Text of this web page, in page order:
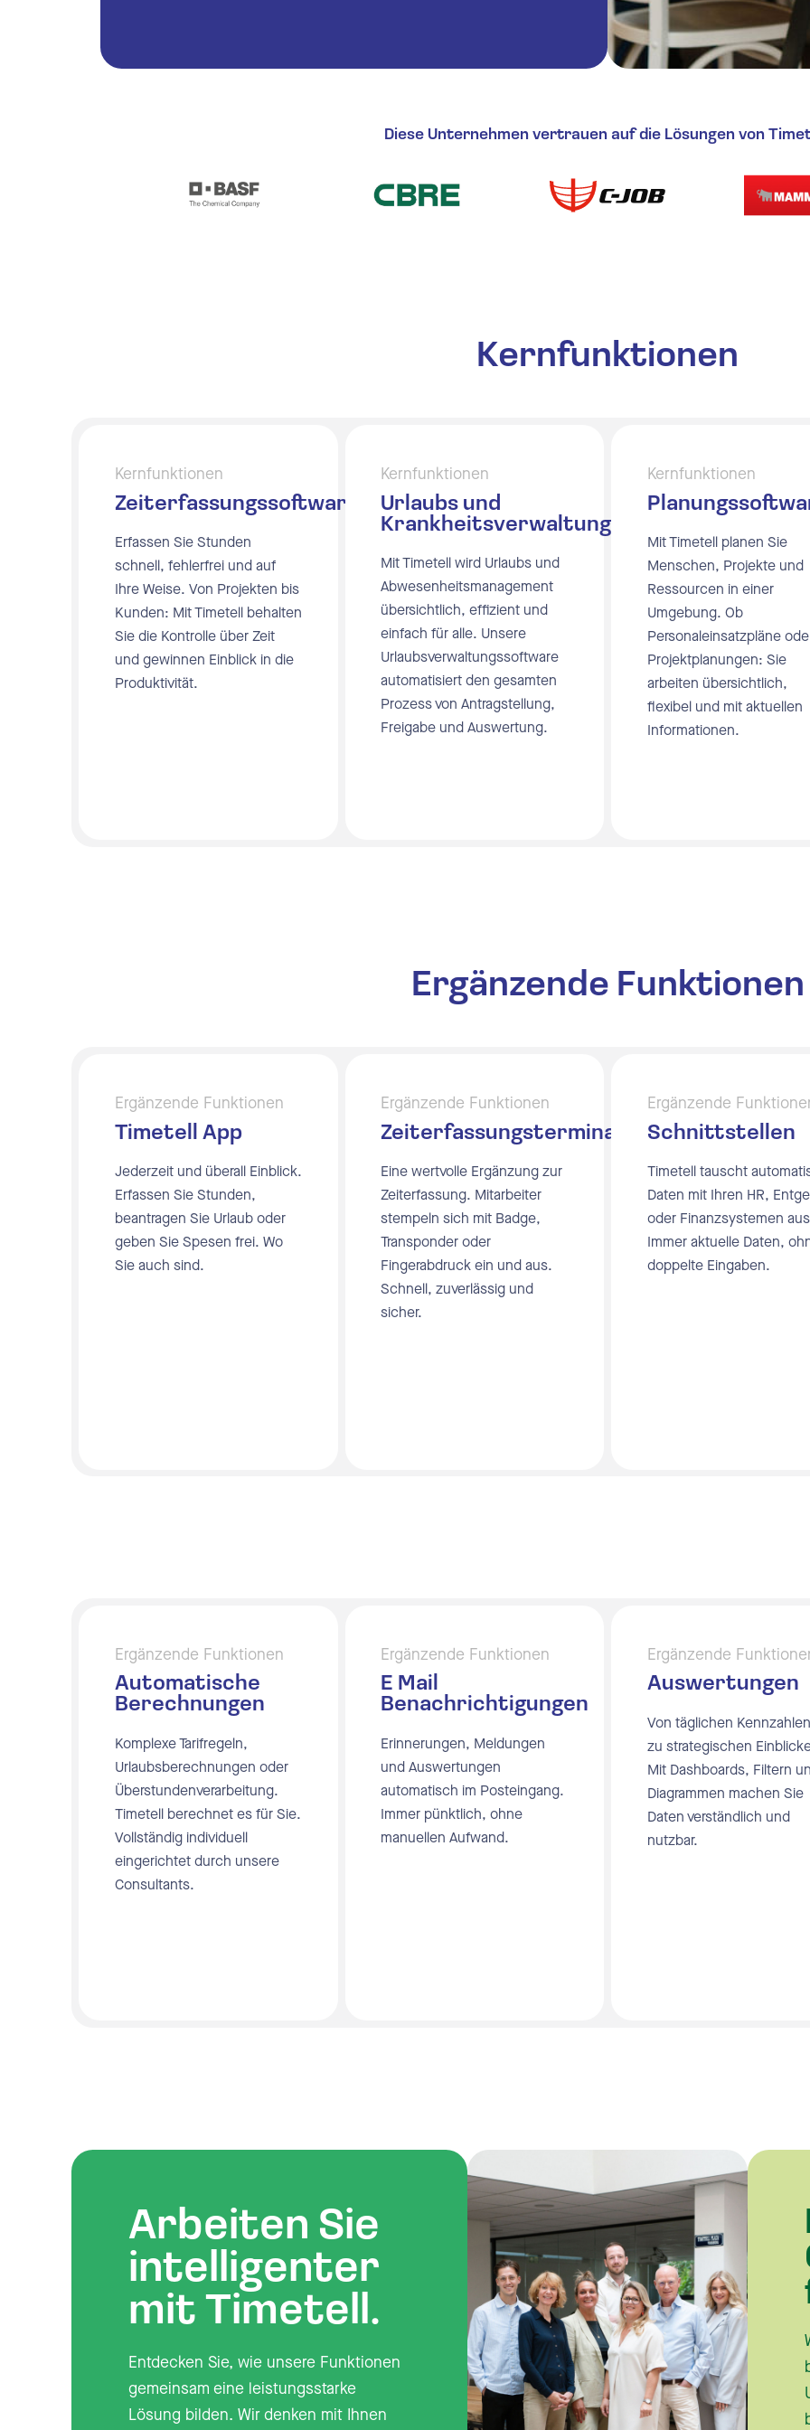
Diese Unternehmen vertrauen auf die Lösungen von
Kernfunktionen
Kernfunktionen
Zeiterfassungssoftware
Erfassen Sie Stunden
schnell, fehlerfrei und auf
Ihre Weise. Von Projekten bis
Kunden: Mit Timetell behalten
Sie die Kontrolle über Zeit
und gewinnen Einblick in die
Produktivität.
Kernfunktionen
Urlaubs und
Krankheitsverwaltung
Mit Timetell wird Urlaubs und
Abwesenheitsmanagement
übersichtlich, effizient und
einfach für alle. Unsere
Urlaubsverwaltungssoftware
automatisiert den gesamten
Prozess von Antragstellung,
Freigabe und Auswertung.
Kernfunktionen
Mit Timetell planen Sie
Menschen, Projekte und
Ressourcen in einer
Umgebung. Ob
Personaleinsatzpläne
Projektplanungen: Sie
arbeiten übersichtlich,
flexibel und mit aktuellen
Informationen.
Ergänzende Funktionen
Ergänzende Funktionen
Timetell App
Jederzeit und überall Einblick.
Erfassen Sie Stunden,
beantragen Sie Urlaub oder
geben Sie Spesen frei. Wo
Sie auch sind.
Ergänzende Funktionen
Zeiterfassungsterminal
Eine wertvolle Ergänzung zur
Zeiterfassung. Mitarbeiter
stempeln sich mit Badge,
Transponder oder
Fingerabdruck ein und aus.
Schnell, zuverlässig und
sicher.
Ergänzende
Schnittstellen
Timetell tauscht
Daten mit Ihren HR,
oder Finanzsystemen
Immer aktuelle Daten,
doppelte Eingaben.
Ergänzende Funktionen
Automatische
Berechnungen
Komplexe Tarifregeln,
Urlaubsberechnungen oder
Überstundenverarbeitung.
Timetell berechnet es für Sie.
Vollständig individuell
eingerichtet durch unsere
Consultants.
Ergänzende Funktionen
E Mail
Benachrichtigungen
Erinnerungen, Meldungen
und Auswertungen
automatisch im Posteingang.
Immer pünktlich, ohne
manuellen Aufwand.
Ergänzende
Auswertungen
Von täglichen
zu strategischen
Mit Dashboards, Filtern
Diagrammen machen Sie
Daten verständlich und
nutzbar.
Arbeiten Sie
intelligenter
mit Timetell.
Entdecken Sie, wie unsere Funktionen
gemeinsam eine leistungsstarke
Lösung bilden. Wir denken mit Ihnen